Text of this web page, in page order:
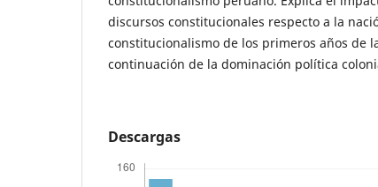
discursos constitucionales respecto a la
constitucionalismo de los primeros años de
continuación de la dominación política
Descargas